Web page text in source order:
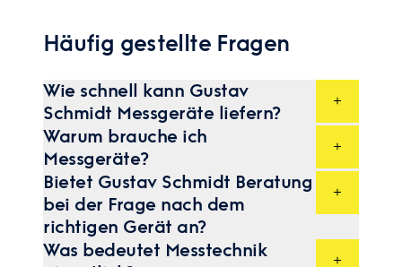
Häufig gestellte Fragen
Wie schnell kann Gustav
Schmidt Messgeräte liefern?
Bestellungen, die Sie bis 21:00 Uhr in
unserem eShop aufgeben, können noch am
gleichen Tag verschickt werden. Ansonsten
bemühen wir uns, Ihre Bestellung so schnell
wie möglich zu Ihnen zu bringen.
Warum brauche ich
Messgeräte?
Die Gründe die dafür sprechen sind
vielfältig. Die wichtigsten sind, dass sich
durch regelmäßige Überwachung Ihrer
Anlagen die Betriebssicherheit erhöht und
Sie weiter produzieren können. Weiters sind
unsere Geräte einfach in bestehende
Bietet Gustav Schmidt Beratung
bei der Frage nach dem
richtigen Gerät an?
Selbstverständlich.Kontaktieren
gerne jederzeit zu dieser Frage.
Was bedeutet Messtechnik